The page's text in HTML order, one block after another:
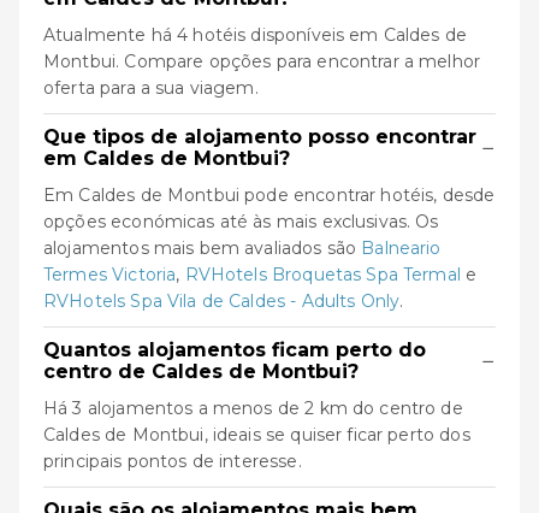
Atualmente há 4 hotéis disponíveis em Caldes de
Montbui. Compare opções para encontrar a melhor
oferta para a sua viagem.
Que tipos de alojamento posso encontrar
em Caldes de Montbui?
−
Em Caldes de Montbui pode encontrar hotéis, desde
opções económicas até às mais exclusivas. Os
alojamentos mais bem avaliados são Balneario
Termes Victoria, RVHotels Broquetas Spa Termal e
RVHotels Spa Vila de Caldes - Adults Only.
Quantos alojamentos ficam perto do
centro de Caldes de Montbui?
−
Há 3 alojamentos a menos de 2 km do centro de
Caldes de Montbui, ideais se quiser ficar perto dos
principais pontos de interesse.